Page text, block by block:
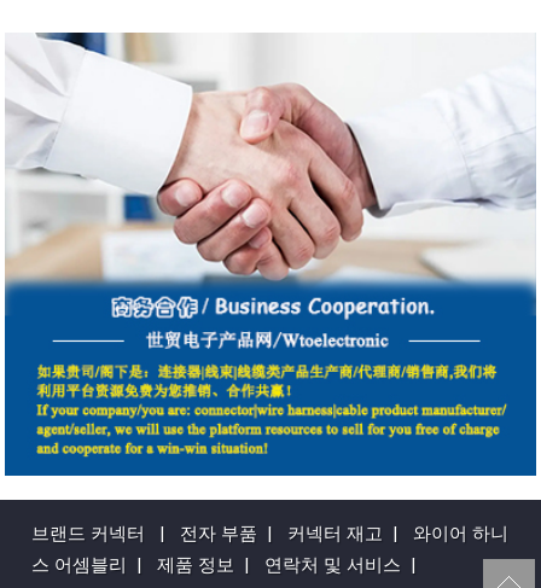
브랜드 커넥터 | 전자 부품 | 커넥터 재고 |
와이어 하니
스 어셈블리 | 제품 정보 | 연락처 및 서비스 |